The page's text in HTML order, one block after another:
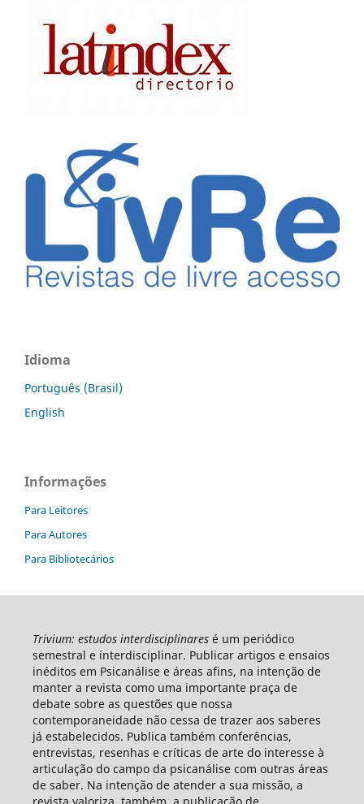
Idioma
Português (Brasil)
English
Informações
Para Leitores
Para Autores
Para Bibliotecários
Trivium: estudos interdisciplinaresé um periódico
semestral e interdisciplinar. Publicar artigos e ensaios
inéditos em Psicanálise e áreas afins, na intenção de
manter a revista como uma importante praça de
debate sobre as questões que nossa
contemporaneidade não cessa de trazer aos saberes
já estabelecidos. Publica também conferências,
entrevistas, resenhas e críticas de arte do interesse à
articulação do campo da psicanálise com outras áreas
de saber. Na intenção de atender a sua missão, a